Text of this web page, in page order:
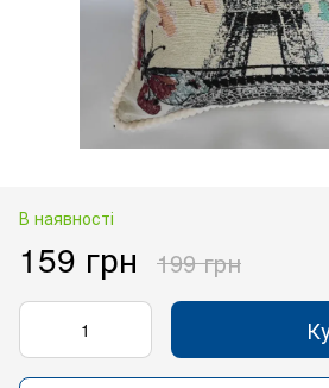
В наявності
159 грн 199 грн